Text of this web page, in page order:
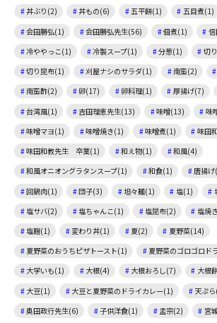
丼ぶり(2)
丼もの(6) 五平餅(1) 五目煮(1)
会田勝弘(1)
会田勝弘先生(56) 佃煮(1)
冷ややっこ(1)
冷製スープ(1) 分葱(1)
切
切り昆布(1)
刈屋ナシのサラダ(1) 南蛮(2)
南蛮酢(2)
卵(17) 卵料理(1) 厚揚げ(7)
台湾風(1)
吉田理恵先生(13) 味噌(13)
味
味噌マヨ(1)
味噌焼き(1) 味噌煮(1)
味田
味田和教先生 卒業(1)
和え物(1)
和風(4)
和風オニオングラタンスープ(1)
和食(1) 唐揚げ
回鍋肉(1)
団子(3) 坦々麺(1) 塩(1)
塩サバ(2)
塩ちゃんこ(1) 塩昆布(2) 塩焼
塩麹(1)
変わり丼(1) 夏(2)
夏野菜(14)
夏野菜のおうちピザトースト(1)
夏野菜のゴロゴロド
大学いも(1)
大根(4) 大根おろし(7) 大根
大豆(1)
大豆と夏野菜のドライカレー(1) 天ぷ
奥田政行先生(6)
子供洋食(1) 孟宗(2)
宮